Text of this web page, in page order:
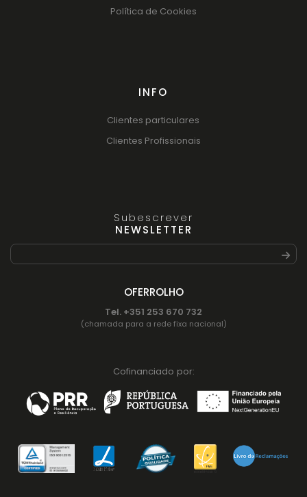
Política de Cookies
INFO
Clientes particulares
Clientes Profissionais
Subescrever
NEWSLETTER
OFERROLHO
Tel. +351 253 670 732
(chamada para a rede fixa nacional)
Cofinanciado por: